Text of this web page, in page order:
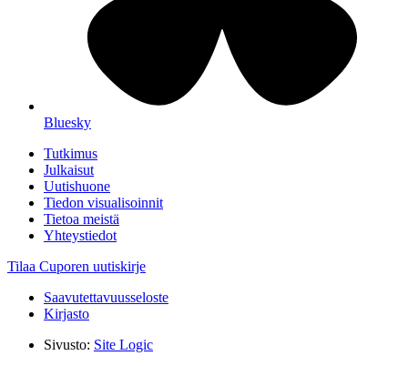
Bluesky
Tutkimus
Julkaisut
Uutishuone
Tiedon visualisoinnit
Tietoa meistä
Yhteystiedot
Tilaa Cuporen uutiskirje
Saavutettavuusseloste
Kirjasto
Sivusto: Site Logic